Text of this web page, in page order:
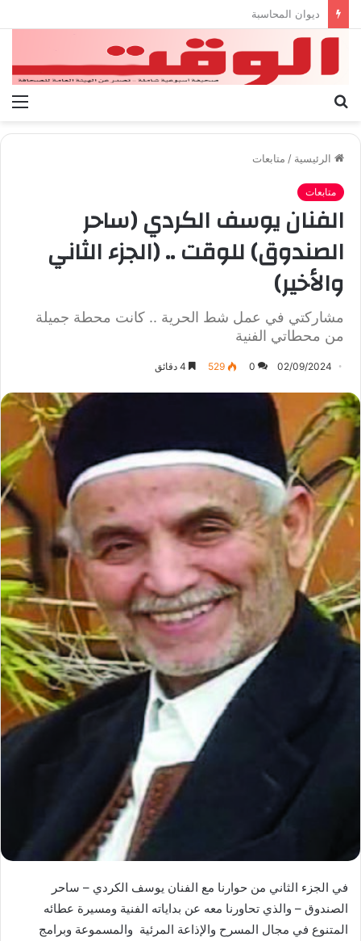
بيان الإتحاد الوطنى العام لعمال ليبيا
الرئيسية / متابعات
متابعات
الفنان يوسف الكردي (ساحر
الصندوق) للوقت .. (الجزء الثاني
والأخير)
مشاركتي في عمل شط الحرية .. كانت محطة جميلة
من محطاتي الفنية
02/09/2024
0
529
في الجزء الثاني من حوارنا مع الفنان يوسف الكردي – ساحر
الصندوق – والذي تحاورنا معه عن بداياته الفنية ومسيرة عطائه
المتنوع في مجال المسرح والإذاعة المرئية والمسموعة وبرامج